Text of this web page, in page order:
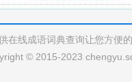
在线成语词典查询让您方便
© 2015-2023